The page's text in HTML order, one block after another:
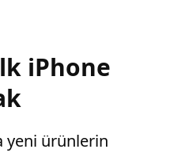
iPhone
yeni ürünlerin